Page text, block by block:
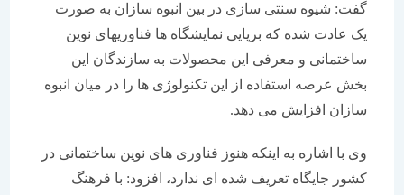
گفت: شیوه سنتی سازی در بین انبوه سازان به صورت
یک عادت شده که برپایی نمایشگاه ها فناوریهای نوین
ساختمانی و معرفی این محصولات به سازندگان این
بخش عرصه استفاده از این تکنولوژی ها را در میان انبوه
سازان افزایش می دهد.
وی با اشاره به اینکه هنوز فناوری های نوین ساختمانی در
کشور جایگاه تعریف شده ای ندارد، افزود: با فرهنگ